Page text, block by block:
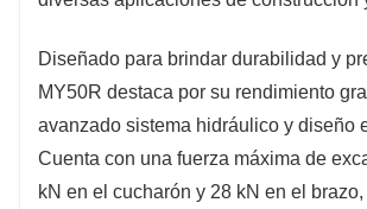
Diseñado para brindar durabilidad y
MY50R destaca por su rendimiento
avanzado sistema hidráulico y diseño
Cuenta con una fuerza máxima de
kN en el cucharón y 28 kN en el